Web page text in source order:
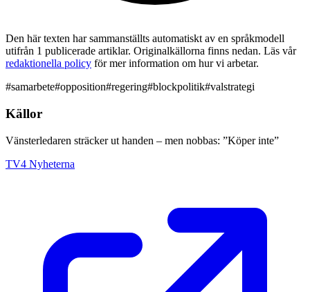
Den här texten har sammanställts automatiskt av en språkmodell
utifrån 1 publicerade artiklar. Originalkällorna finns nedan. Läs vår
redaktionella policy för mer information om hur vi arbetar.
#samarbete#opposition#regering#blockpolitik#valstrategi
Källor
Vänsterledaren sträcker ut handen – men nobbas: ”Köper inte”
TV4 Nyheterna